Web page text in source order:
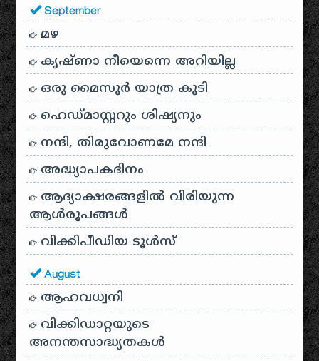
September
മഴ
കൃഷ്ണാ നീയെന്നെ അറിയില്ല
ഒരു മൈസൂർ യാത്ര കൂടി
ഹെഡ്മാസ്റ്ററും ശിഷ്യനും
നന്ദി, തിരുവോണമേ നന്ദി
അദ്ധ്യാപകദിനം
ആദ്യാക്ഷരങ്ങളിൽ വിരിയുന്ന
ആൾരൂപങ്ങൾ
വിക്കിപീഡിയ ടൂൾസ്
August
ആഹവധ്വനി
വിക്കിഡാറ്റയുടെ
അനന്തസാദ്ധ്യതകള്‍